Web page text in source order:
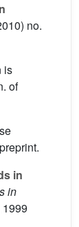
no.
is
of
in
in